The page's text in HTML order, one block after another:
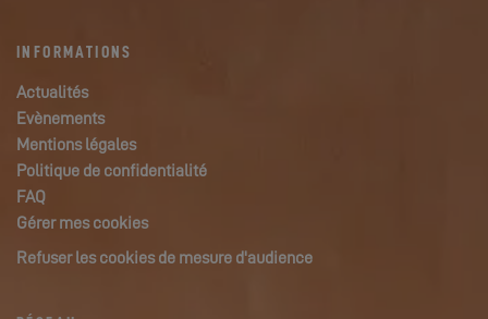
INFORMATIONS
Actualités
Evènements
Mentions légales
Politique de confidentialité
FAQ
Gérer mes cookies
Refuser les cookies de mesure d'audience